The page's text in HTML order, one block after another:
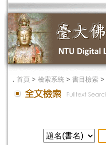
． 首頁 > 檢索系統 > 書目檢索 >